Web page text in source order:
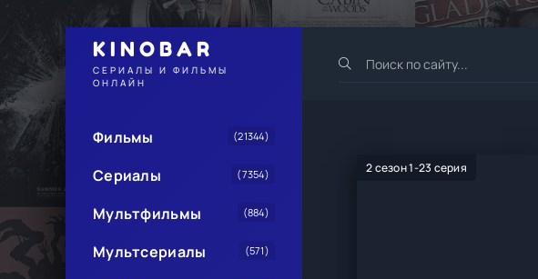
KINOBAR
СЕРИАЛЫ И ФИЛЬМЫ
ОНЛАЙН
Фильмы (21344)
Сериалы (7354)
Мультфильмы (884)
Мультсериалы (571)
2 сезон 1-23 серия